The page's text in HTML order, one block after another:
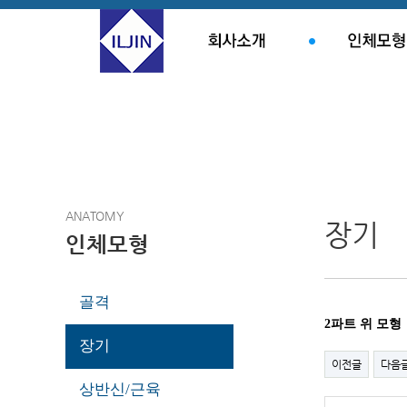
ANATOMY
인체모형
골격
장기
상반신/근육
장기
2파트 위 모형
이전글 다음